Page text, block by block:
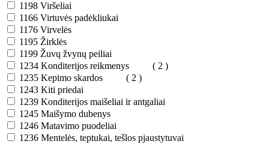
1198 Viršeliai
1166 Virtuvės padėkliukai
1176 Virvelės
1195 Žirklės
1199 Žuvų žvynų peiliai
1234 Konditerijos reikmenys
( 2 )
1235 Kepimo skardos
( 2 )
1243 Kiti priedai
1239 Konditerijos maišeliai ir antgaliai
1245 Maišymo dubenys
1246 Matavimo puodeliai
1236 Mentelės, teptukai, tešlos pjaustytuvai